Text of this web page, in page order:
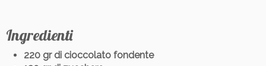
Ingredienti
220 gr di cioccolato fondente